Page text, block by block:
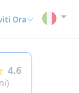
Ora
4.6